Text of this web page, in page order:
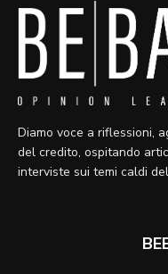
Diamo voce a riflessioni,
del credito, ospitando
interviste sui temi caldi